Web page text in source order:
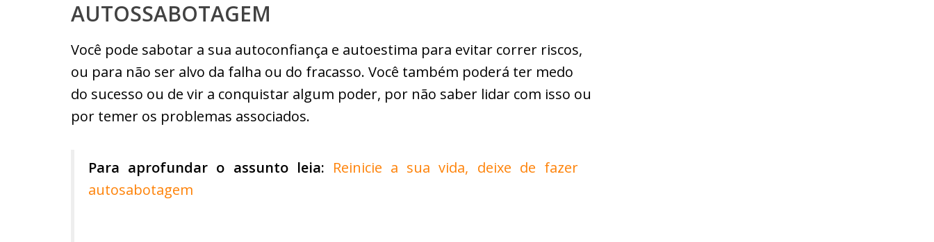
AUTOSSABOTAGEM
Você pode sabotar a sua autoconfiança e autoestima para evitar correr riscos,
ou para não ser alvo da falha ou do fracasso. Você também poderá ter medo
do sucesso ou de vir a conquistar algum poder, por não saber lidar com isso ou
por temer os problemas associados.
Para aprofundar o assunto leia: Reinicie a sua vida, deixe de fazer
autosabotagem